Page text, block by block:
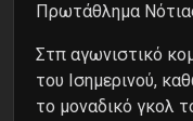
Πρωτάθλημα
Στπ αγωνιστικό
του Ισημερινού,
το μοναδικό γκολ